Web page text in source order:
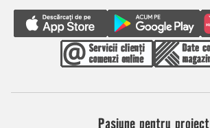
Pasiune pentru proiect